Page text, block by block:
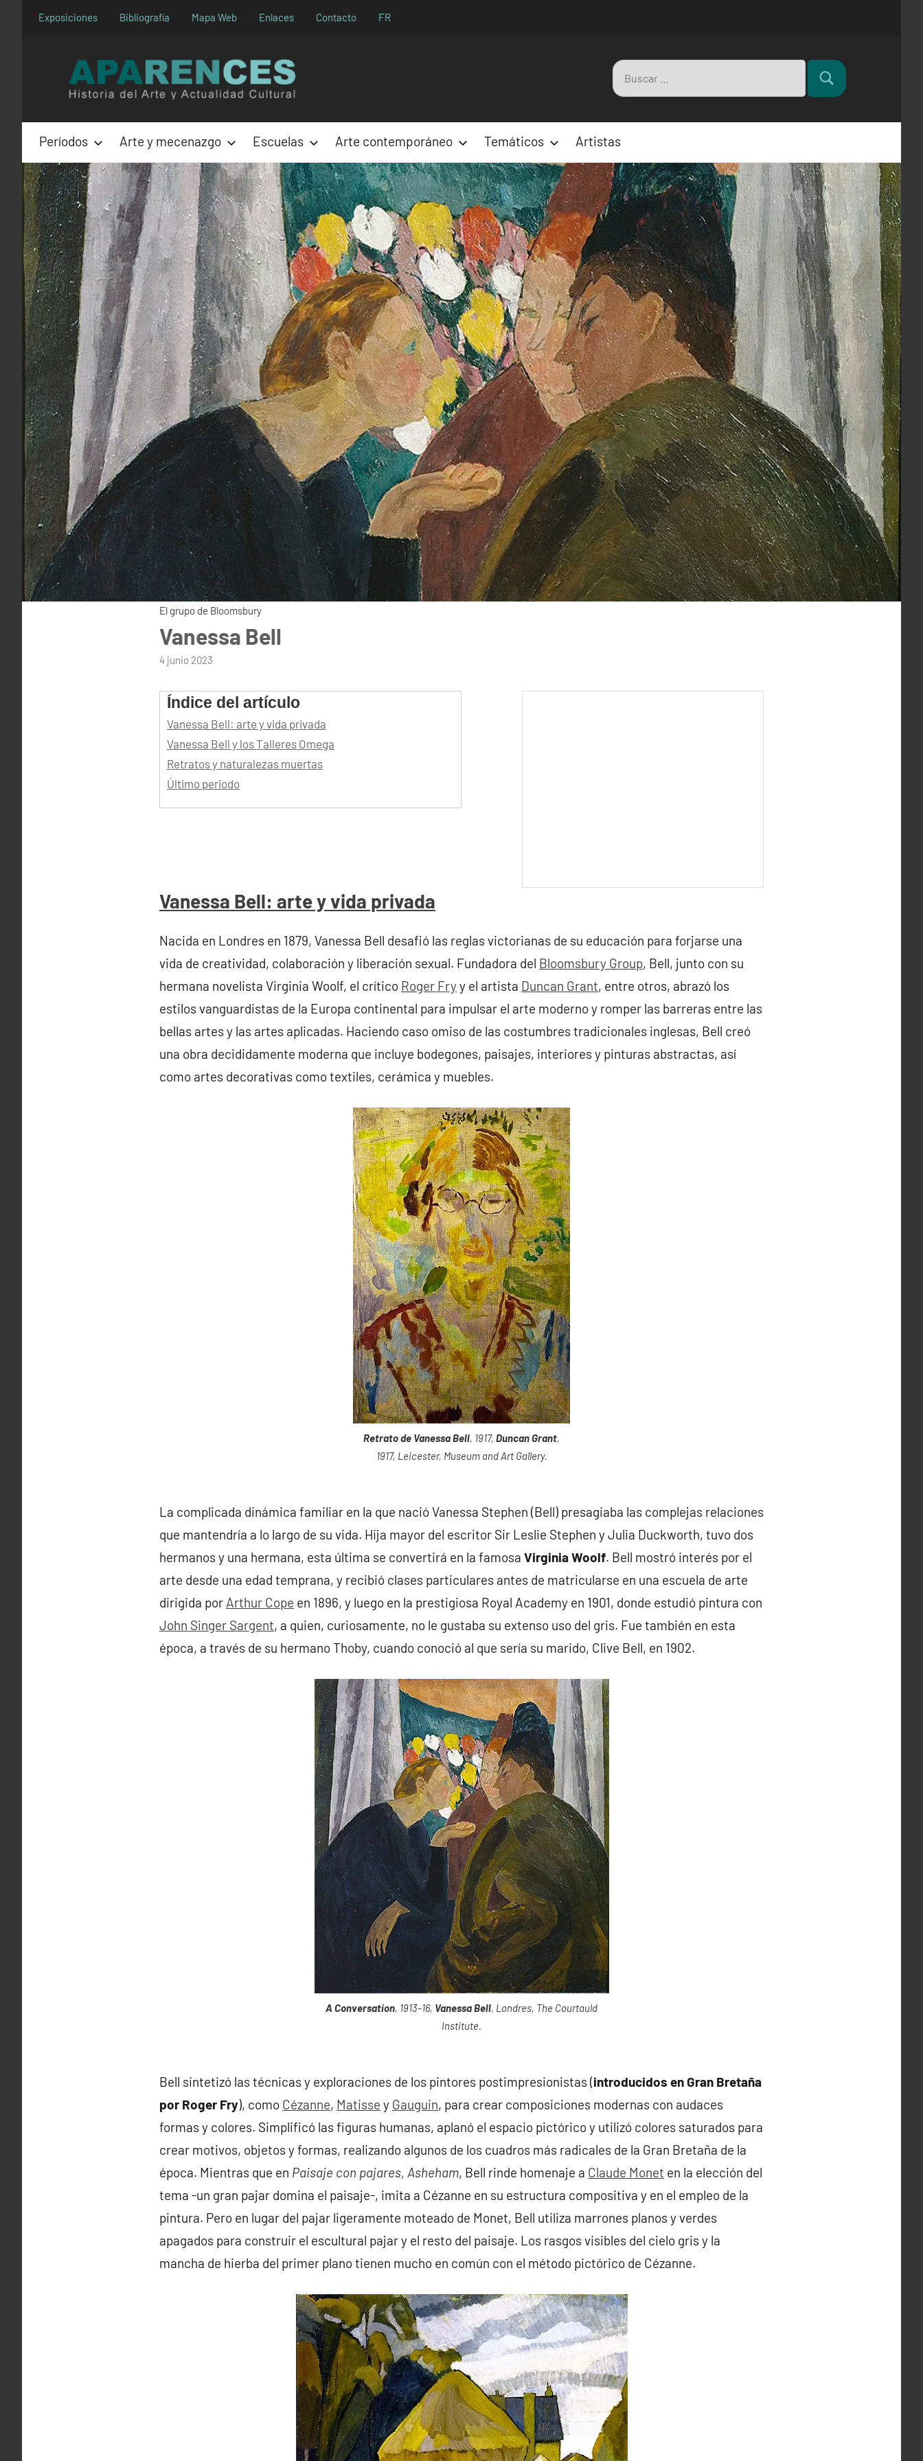
Exposiciones Bibliografía Mapa Web Enlaces Contacto FR
Buscar:
Buscar
Períodos Arte y mecenazgo Escuelas Arte contemporáneo Temáticos Artistas
El grupo de Bloomsbury
Vanessa Bell
por
4 junio 2023
Índice del artículo
Vanessa Bell: arte y vida privada
Vanessa Bell y los Talleres Omega
Retratos y naturalezas muertas
Último periodo
Vanessa Bell: arte y vida privada
Nacida en Londres en 1879, Vanessa Bell desafió las reglas victorianas de su educación para forjarse una
vida de creatividad, colaboración y liberación sexual. Fundadora del Bloomsbury Group, Bell, junto con su
hermana novelista Virginia Woolf, el crítico Roger Fryy el artista Duncan Grant, entre otros, abrazó los
estilos vanguardistas de la Europa continental para impulsar el arte moderno y romper las barreras entre las
bellas artes y las artes aplicadas. Haciendo caso omiso de las costumbres tradicionales inglesas, Bell creó
una obra decididamente moderna que incluye bodegones, paisajes, interiores y pinturas abstractas, así
como artes decorativas como textiles, cerámica y muebles.
Retrato de Vanessa Bell, 1917, Duncan Grant,
1917, Leicester, Museum and Art Gallery.
La complicada dinámica familiar en la que nació Vanessa Stephen (Bell) presagiaba las complejas relaciones
que mantendría a lo largo de su vida. Hija mayor del escritor Sir Leslie Stephen y Julia Duckworth, tuvo dos
hermanos y una hermana, esta última se convertirá en la famosa Virginia Woolf. Bell mostró interés por el
arte desde una edad temprana, y recibió clases particulares antes de matricularse en una escuela de arte
dirigida por Arthur Cope en 1896, y luego en la prestigiosa Royal Academy en 1901, donde estudió pintura con
John Singer Sargent, a quien, curiosamente, no le gustaba su extenso uso del gris. Fue también en esta
época, a través de su hermano Thoby, cuando conoció al que sería su marido, Clive Bell, en 1902.
A Conversation, 1913-16, Vanessa Bell, Londres, The Courtauld
Institute.
Bell sintetizó las técnicas y exploraciones de los pintores postimpresionistas (introducidos en Gran Bretaña
por Roger Fry), como Cézanne, Matisse y Gauguin, para crear composiciones modernas con audaces
formas y colores. Simplificó las figuras humanas, aplanó el espacio pictórico y utilizó colores saturados para
crear motivos, objetos y formas, realizando algunos de los cuadros más radicales de la Gran Bretaña de la
época. Mientras que en Paisaje con pajares, Asheham, Bell rinde homenaje a Claude Monet en la elección del
tema -un gran pajar domina el paisaje-, imita a Cézanne en su estructura compositiva y en el empleo de la
pintura. Pero en lugar del pajar ligeramente moteado de Monet, Bell utiliza marrones planos y verdes
apagados para construir el escultural pajar y el resto del paisaje. Los rasgos visibles del cielo gris y la
mancha de hierba del primer plano tienen mucho en común con el método pictórico de Cézanne.